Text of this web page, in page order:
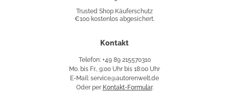
Käuferschutz
Trusted Shop Käuferschutz
€100 kostenlos abgesichert.
Kontakt
Telefon: +49 89 215570310
Mo. bis Fr., 9:00 Uhr bis 18:00 Uhr
E-Mail: service@autorenwelt.de
Oder per Kontakt-Formular.